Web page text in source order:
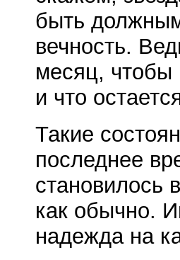
быть
вечность.
месяц, чтобы
и что
Такие
последнее
становилось
как обычно.
надежда на